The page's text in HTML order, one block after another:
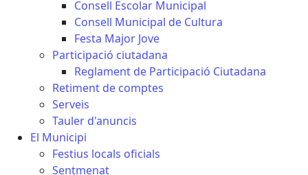
Consell Escolar Municipal
Consell Municipal de Cultura
Festa Major Jove
Participació ciutadana
Reglament de Participació Ciutadana
Retiment de comptes
Serveis
Tauler d'anuncis
El Municipi
Festius locals oficials
Sentmenat